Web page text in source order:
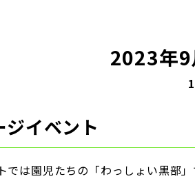
2023年9
イベント
では園児たちの「わっしょい黒部